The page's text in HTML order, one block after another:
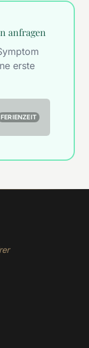
anfragen
erste
FERIENZEIT